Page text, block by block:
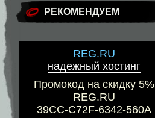
РЕКОМЕНДУЕМ
REG.RU
надежный хостинг
Промокод на скидку 5%
REG.RU
39CC-C72F-6342-560A